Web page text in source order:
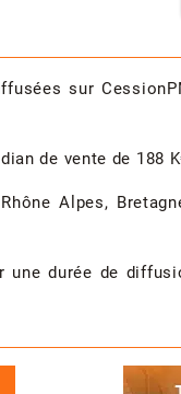
sur
de vente de 188
Alpes,
durée de